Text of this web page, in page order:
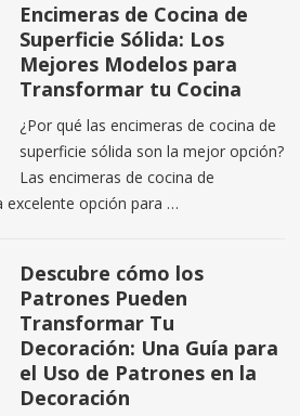
Encimeras de Cocina de
Superficie Sólida: Los
Mejores Modelos para
Transformar tu Cocina
¿Por qué las encimeras de cocina de
superficie sólida son la mejor opción?
Las encimeras de cocina de
excelente opción para …
Descubre cómo los
Patrones Pueden
Transformar Tu
Decoración: Una Guía para
el Uso de Patrones en la
Decoración